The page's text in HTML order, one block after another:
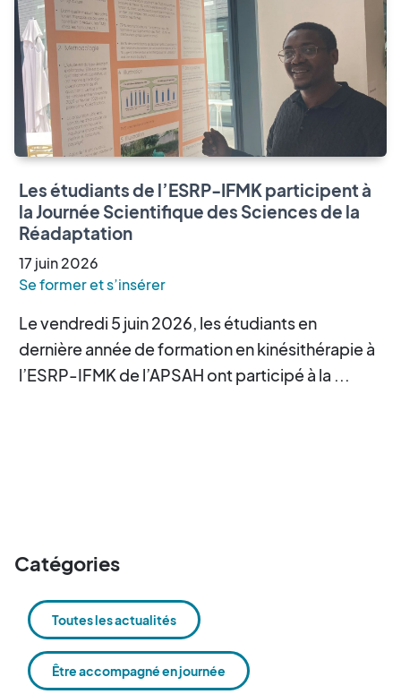
Les étudiants de l’ESRP-IFMK participent à
la Journée Scientifique des Sciences de la
Réadaptation
17juin2026
Se former et s’insérer
Le vendredi 5 juin 2026, les étudiants en
dernière année de formation en kinésithérapie à
l’ESRP-IFMK de l’APSAH ont participé à la ...
Catégories
Toutes les actualités
Être accompagné en journée